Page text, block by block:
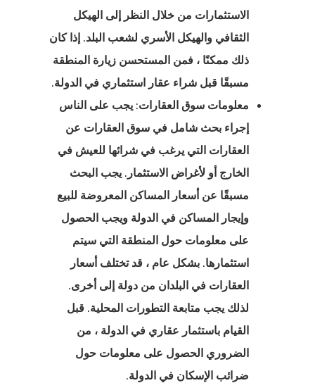
الاستثمارات من خلال النظر إلى الهيكل
الثقافي والهيكل الأسري لشعب البلد. إذا كان
ذلك ممكنًا ، فمن المستحسن زيارة المنطقة
مسبقًا قبل شراء عقار استثماري في الدولة.
معلومات سوق العقارات: يجب على الناس
إجراء بحث شامل في سوق العقارات عن
العقارات التي يرغب في شرائها للعيش في
الخارج أو لأغراض الاستثمار. يجب البحث
مسبقًا عن أسعار المساكن المعروضة للبيع
وإيجار المساكن في الدولة ويجب الحصول
على معلومات حول المنطقة التي سيتم
استثمارها. بشكل عام ، قد تختلف أسعار
العقارات في البلدان من دولة إلى أخرى.
لذلك يجب متابعة التطورات المحلية. قبل
القيام باستثمار عقاري في الدولة ، من
الضروري الحصول على معلومات حول
ضرائب الإسكان في الدولة.استشارية